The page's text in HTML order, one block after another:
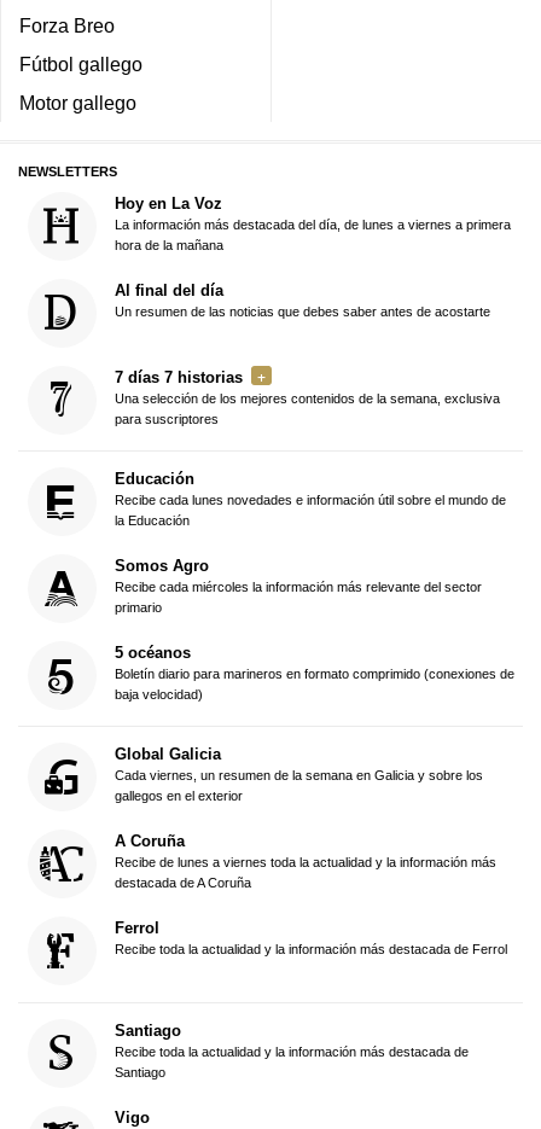
Forza Breo
Fútbol gallego
Motor gallego
NEWSLETTERS
Hoy en La Voz
La información más destacada del día, de lunes a viernes a primera
hora de la mañana
Al final del día
Un resumen de las noticias que debes saber antes de acostarte
7 días 7 historias
Una selección de los mejores contenidos de la semana, exclusiva
para suscriptores
Educación
Recibe cada lunes novedades e información útil sobre el mundo de
la Educación
Somos Agro
Recibe cada miércoles la información más relevante del sector
primario
5 océanos
Boletín diario para marineros en formato comprimido (conexiones de
baja velocidad)
Global Galicia
Cada viernes, un resumen de la semana en Galicia y sobre los
gallegos en el exterior
A Coruña
Recibe de lunes a viernes toda la actualidad y la información más
destacada de A Coruña
Ferrol
Recibe toda la actualidad y la información más destacada de Ferrol
Santiago
Recibe toda la actualidad y la información más destacada de
Santiago
Vigo